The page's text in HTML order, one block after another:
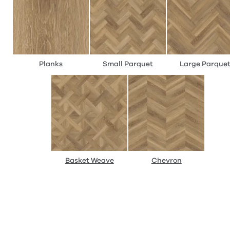
Planks Small Parquet Large Parquet
Basket Weave Chevron